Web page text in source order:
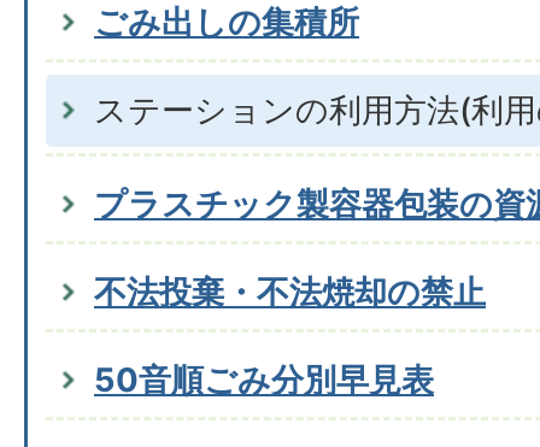
ごみ出しの集積所
ステーションの利用方法(利
プラスチック製容器包装の資
不法投棄・不法焼却の禁止
50音順ごみ分別早見表